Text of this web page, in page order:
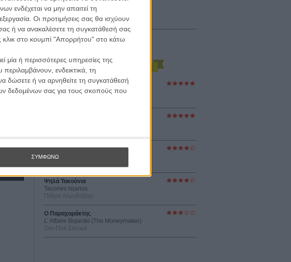
ενδέχεται να μην απαιτεί τη
Οι προτιμήσεις σας θα ισχύουν
ή να ανακαλέσετε τη συγκατάθεσή σας
κλικ στο κουμπί "Απορρήτου" στο κάτω
μία ή περισσότερες υπηρεσίες της
ενδεικτικά, τη
δώσετε ή να αρνηθείτε τη συγκατάθεσή
δεδομένων σας για τους σκοπούς που
ΣΥΜΦΩΝΩ
Οι Αρμονίες Βερκμάιστερ
Werckmeister Harmonies
Οδύσσεια
The Odyssey
Ψηλά Τακούνια
Tacones lejanos
Πέδρο Αλμοδόβαρ
Ο Παραχαράκτης
L’ Affaire Bojarski (The Moneymaker)
Ζαν-Πολ Σαλομέ